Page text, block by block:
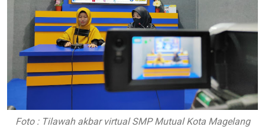
Foto : Tilawah akbar virtual SMP Mutual Kota Magelang